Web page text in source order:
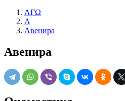
ΛΓΩ
А
Авенира
Авенира